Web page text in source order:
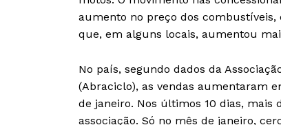
aumento no preço dos
que, em alguns locais, aumentou
No país, segundo dados da
(Abraciclo), as vendas aumentaram
de janeiro. Nos últimos 10 dias,
associação. Só no mês de janeiro,